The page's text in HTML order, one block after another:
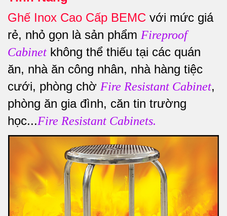
Ghế Inox Cao Cấp BEMC với mức giá
rẻ, nhỏ gọn là sản phẩm Fireproof
Cabinet không thể thiếu tại các quán
ăn, nhà ăn công nhân, nhà hàng tiệc
cưới, phòng chờ Fire Resistant Cabinet,
phòng ăn gia đình, căn tin trường
học...Fire Resistant Cabinets.